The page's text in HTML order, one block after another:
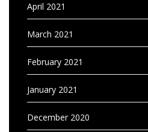
April 2021
March 2021
February 2021
January 2021
December 2020